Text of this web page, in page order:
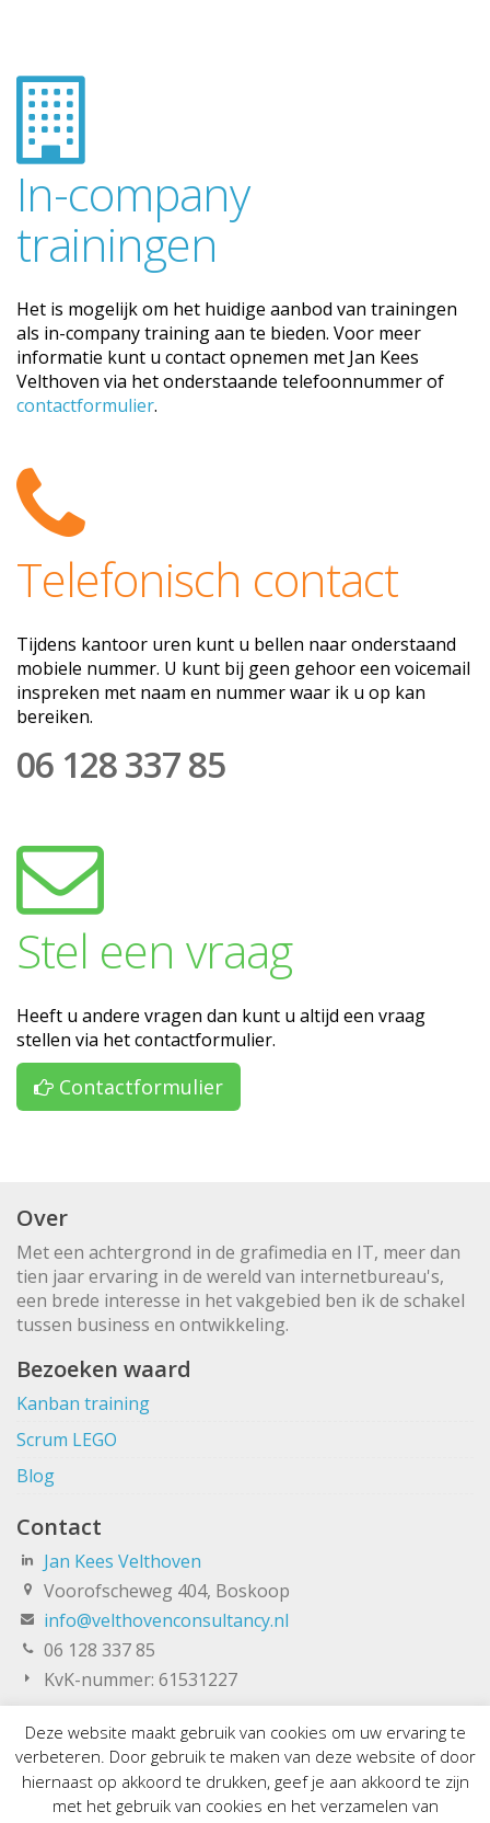
In-company
trainingen
Het is mogelijk om het huidige aanbod van trainingen
als in-company training aan te bieden. Voor meer
informatie kunt u contact opnemen met Jan Kees
Velthoven via het onderstaande telefoonnummer of
contactformulier.
Telefonisch contact
Tijdens kantoor uren kunt u bellen naar onderstaand
mobiele nummer. U kunt bij geen gehoor een voicemail
inspreken met naam en nummer waar ik u op kan
bereiken.
06 128 337 85
Stel een vraag
Heeft u andere vragen dan kunt u altijd een vraag
stellen via het contactformulier.
Contactformulier
Over
Met een achtergrond in de grafimedia en IT, meer dan
tien jaar ervaring in de wereld van internetbureau's,
een brede interesse in het vakgebied ben ik de schakel
tussen business en ontwikkeling.
Bezoeken waard
Kanban training
Scrum LEGO
Blog
Contact
Jan Kees Velthoven
Voorofscheweg 404, Boskoop
info@velthovenconsultancy.nl
06 128 337 85
KvK-nummer: 61531227
Deze website maakt gebruik van cookies om uw ervaring te
verbeteren. Door gebruik te maken van deze website of door
hiernaast op akkoord te drukken, geef je aan akkoord te zijn
met het gebruik van cookies en het verzamelen van